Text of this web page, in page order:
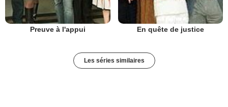
Preuve à l'appui En quête de justice
Les séries similaires